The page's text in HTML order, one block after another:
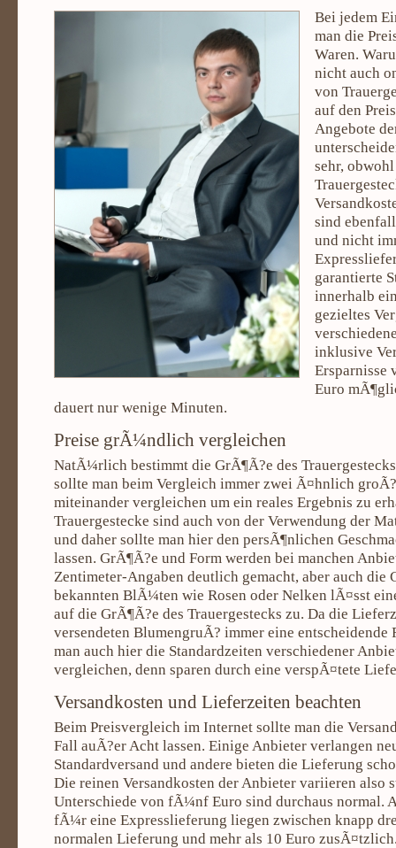
Bei jedem
man die
Waren.
nicht auch
von
auf den
Angebote
sehr,
sind
und nicht
garantierte
innerhalb
gezieltes
inklusive
Ersparnisse
Euro
dauert nur wenige Minuten.
Preise grÃ¼ndlich vergleichen
NatÃ¼rlich bestimmt die GrÃ¶Ã?e des
sollte man beim Vergleich immer zwei Ã¤hnlich
miteinander vergleichen um ein reales Ergebnis zu
Trauergestecke sind auch von der Verwendung der
und daher sollte man hier den persÃ¶nlichen
lassen. GrÃ¶Ã?e und Form werden bei manchen
Zentimeter-Angaben deutlich gemacht, aber auch die
bekannten BlÃ¼ten wie Rosen oder Nelken lÃ¤sst
auf die GrÃ¶Ã?e des Trauergestecks zu. Da die
versendeten BlumengruÃ? immer eine
man auch hier die Standardzeiten verschiedener
vergleichen, denn sparen durch eine verspÃ¤tete
Versandkosten und Lieferzeiten beachten
Beim Preisvergleich im Internet sollte man die
Fall auÃ?er Acht lassen. Einige Anbieter verlangen
Standardversand und andere bieten die Lieferung
Die reinen Versandkosten der Anbieter variieren also
Unterschiede von fÃ¼nf Euro sind durchaus normal.
fÃ¼r eine Expresslieferung liegen zwischen knapp
normalen Lieferung und mehr als 10 Euro